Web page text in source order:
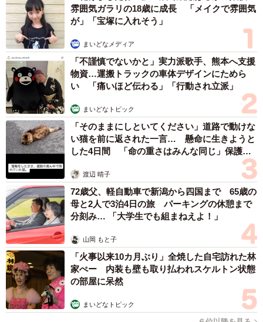
は悪いかもしれませんが、ネット上に個人情報が流出して
いるわけではありません。しかし、端末自体を自分の身近
な人に見られたりすると、トラブルのきっかけになるかも
しれません」と三上さん。「端末に重要な情報が記録され
ているリスクを理解し、盗られたり紛失したりしないよう
に注意するとともに、端末にはしっかりとロックをかけて
おくことが大切です」
雰囲気ガラリの18歳に成長 「メイクで雰囲気
が」「宝塚に入れそう」
まいどなメディア
「不謹慎でないかと」実力派歌手、熊本へ支援
物資…運搬トラックの車体デザインにためら
い 「痛いほど伝わる」「行動され立派」
まいどなトピック
「そのままにしといてください」道路で動けな
い猫を前に返された一言… 懸命に生きようと
した4日間 「命の重さはみんな同じ」保護団
渡辺 晴子
72歳父、軽自動車で新潟から四国まで 65歳の
母と2人で3泊4日の旅 パーキングの休憩まで
分刻み… 「大学生でも組まねえよ！」
山岡 もと子
「火事以来10カ月ぶり」全焼した自宅訪れた林
家ぺー 内装も壁も取り払われスケルトン状態
の部屋に呆然
まいどなトピック